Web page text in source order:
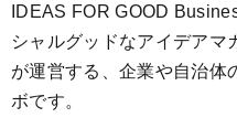
IDEAS FOR GOOD
シャルグッドなアイデアマ
が運営する、企業や自治体
ボです。